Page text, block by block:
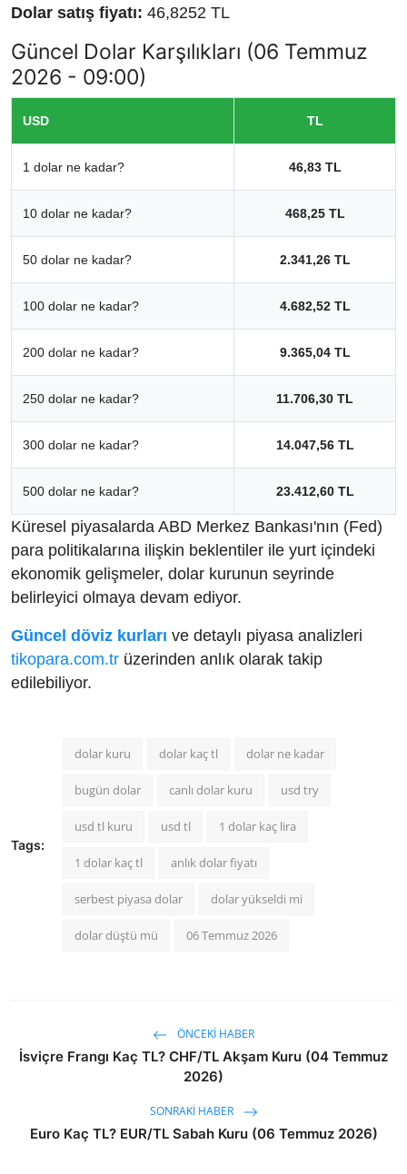
Dolar satış fiyatı: 46,8252 TL
Güncel Dolar Karşılıkları (06 Temmuz
2026 - 09:00)
USD TL
1 dolar ne kadar? 46,83 TL
10 dolar ne kadar? 468,25 TL
50 dolar ne kadar? 2.341,26 TL
100 dolar ne kadar? 4.682,52 TL
200 dolar ne kadar? 9.365,04 TL
250 dolar ne kadar? 11.706,30 TL
300 dolar ne kadar? 14.047,56 TL
500 dolar ne kadar? 23.412,60 TL
Küresel piyasalarda ABD Merkez Bankası'nın (Fed)
para politikalarına ilişkin beklentiler ile yurt içindeki
ekonomik gelişmeler, dolar kurunun seyrinde
belirleyici olmaya devam ediyor.
Güncel döviz kurları ve detaylı piyasa analizleri
tikopara.com.tr üzerinden anlık olarak takip
edilebiliyor.
Tags:
dolar kuru dolar kaç tl dolar ne kadar
bugün dolar canlı dolar kuru usd try
usd tl kuru usd tl 1 dolar kaç lira
1 dolar kaç tl anlık dolar fiyatı
serbest piyasa dolar dolar yükseldi mi
dolar düştü mü 06 Temmuz 2026
ÖNCEKI HABER
İsviçre Frangı Kaç TL? CHF/TL Akşam Kuru (04 Temmuz
2026)
SONRAKI HABER
Euro Kaç TL? EUR/TL Sabah Kuru (06 Temmuz 2026)